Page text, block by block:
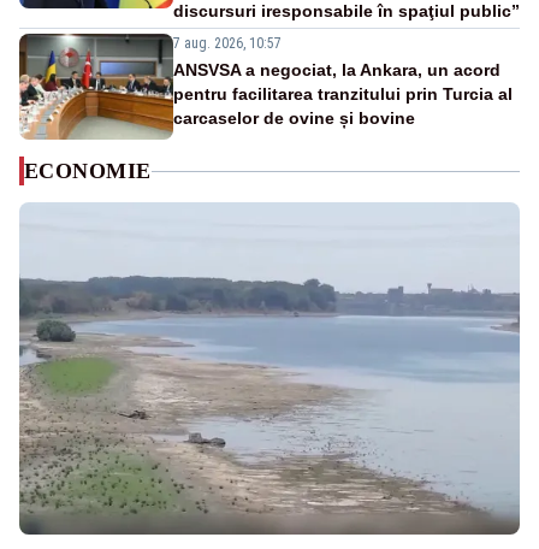
discursuri iresponsabile în spaţiul public”
7 aug. 2026, 10:57
ANSVSA a negociat, la Ankara, un acord
pentru facilitarea tranzitului prin Turcia al
carcaselor de ovine și bovine
ECONOMIE